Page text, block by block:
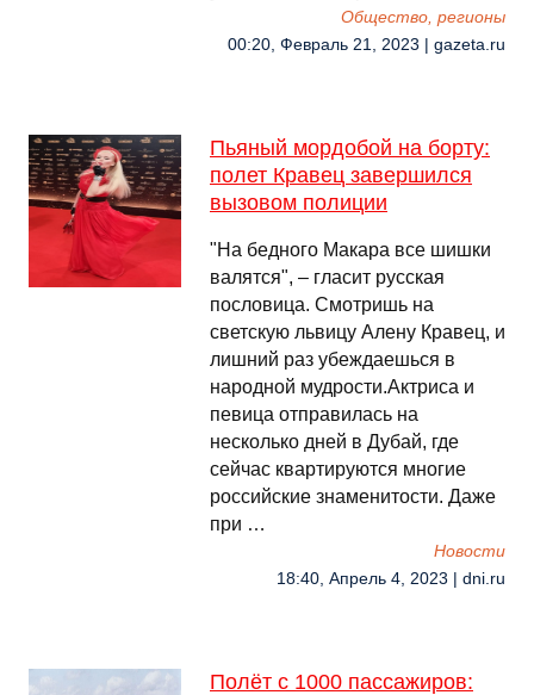
Общество, регионы
00:20, Февраль 21, 2023 | gazeta.ru
Пьяный мордобой на борту:
полет Кравец завершился
вызовом полиции
"На бедного Макара все шишки
валятся", – гласит русская
пословица. Смотришь на
светскую львицу Алену Кравец, и
лишний раз убеждаешься в
народной мудрости.Актриса и
певица отправилась на
несколько дней в Дубай, где
сейчас квартируются многие
российские знаменитости. Даже
при …
Новости
18:40, Апрель 4, 2023 | dni.ru
Полёт с 1000 пассажиров: